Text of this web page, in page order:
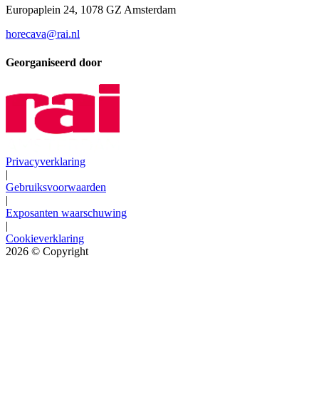
Europaplein 24, 1078 GZ Amsterdam
horecava@rai.nl
Georganiseerd door
Privacyverklaring
|
Gebruiksvoorwaarden
|
Exposanten waarschuwing
|
Cookieverklaring
2026 © Copyright